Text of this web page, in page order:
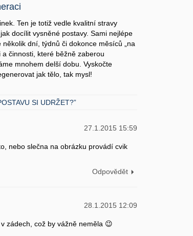
Ten je totiž vedle kvalitní stravy
docílit vysněné postavy. Sami nejlépe
dní, týdnů či dokonce měsíců „na
činnosti, které běžně zaberou
mnohem delší dobu. Vyskočte
jak tělo, tak mysl!
SI UDRŽET?”
27.1.2015 15:59
nebo slečna na obrázku provádí cvik
Odpovědět
28.1.2015 12:09
zádech, což by vážně neměla 😉